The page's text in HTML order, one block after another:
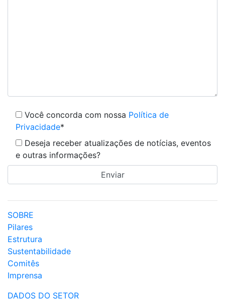
Você concorda com nossa Política de
Privacidade*
Deseja receber atualizações de notícias, eventos
e outras informações?
SOBRE
Pilares
Estrutura
Sustentabilidade
Comitês
Imprensa
DADOS DO SETOR